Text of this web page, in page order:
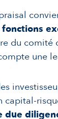
du comité
une
capital-
due